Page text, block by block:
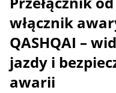
włącznik
QASHQAI –
jazdy i
awarii